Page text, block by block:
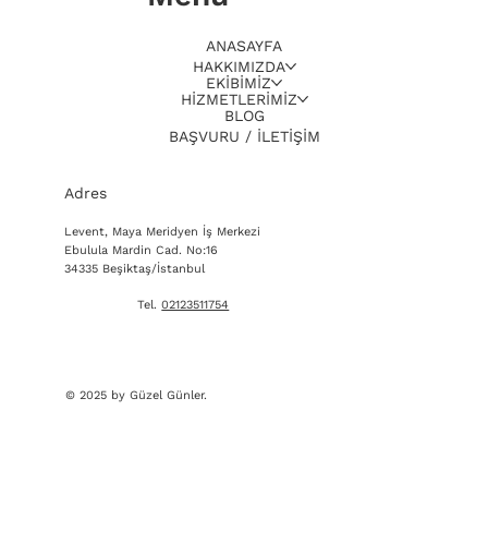
ANASAYFA
HAKKIMIZDA
EKİBİMİZ
HİZMETLERİMİZ
BLOG
BAŞVURU / İLETİŞİM
Adres
Levent, Maya Meridyen İş Merkezi
Ebulula Mardin Cad. No:16
34335 Beşiktaş/İstanbul
Tel.02123511754
© 2025 by Güzel Günler.